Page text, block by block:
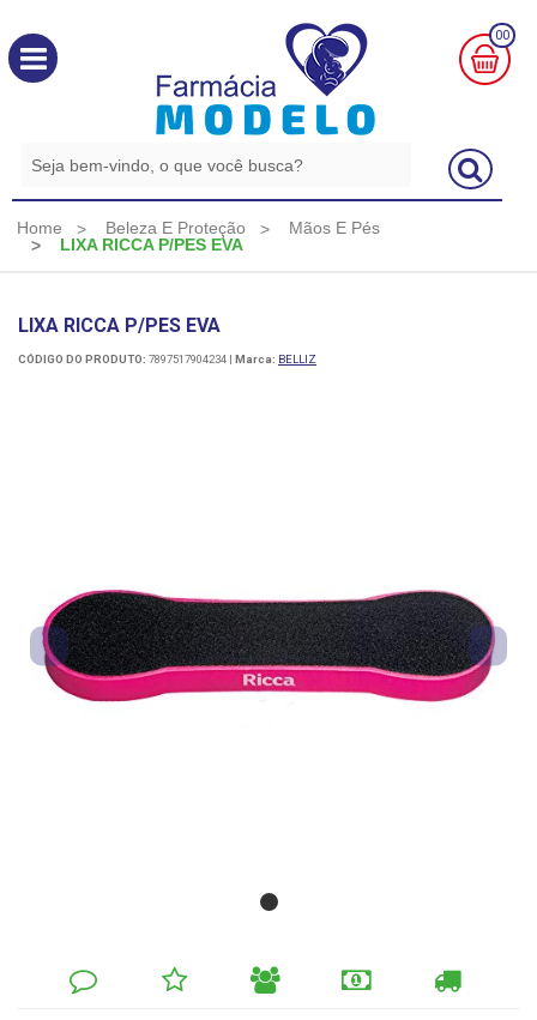
00
0,00
Home Beleza E Proteção
Mãos E Pés
LIXA RICCA P/PES EVA
LIXA RICCA P/PES EVA
CÓDIGO DO PRODUTO: 7897517904234 | Marca: BELLIZ
DEIXE
COMENTÁRIO
MINHA
LISTA
INDIQUE
FORMAS
CALCULAR
FRETE